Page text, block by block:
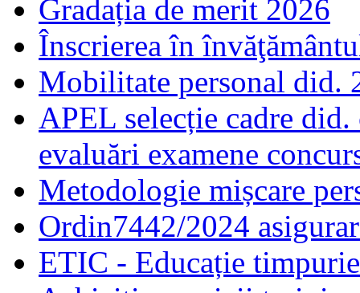
Gradația de merit 2026
Înscrierea în
Mobilitate personal did.
APEL selecție cadre
evaluări examene
Metodologie mișcare
Ordin7442/2024
ETIC - Educație